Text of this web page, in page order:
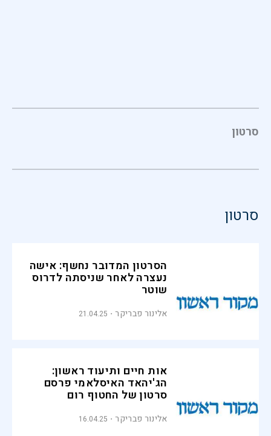
סרטון
סרטון
הסרטון המדובר נחשף: אישה
נעצרה לאחר שניסתה לדרוס
שוטר
אלינור פבריקר 21.04.25
אות חיים ותיעוד ראשון:
הג'יהאד האיסלאמי פרסם
סרטון של החטוף רום
אלינור פבריקר 16.04.25